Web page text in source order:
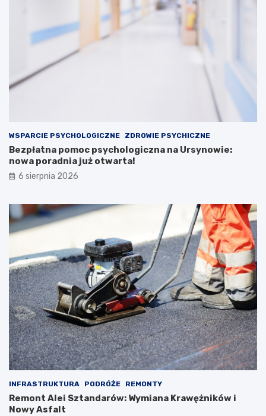
WSPARCIE PSYCHOLOGICZNE ZDROWIE PSYCHICZNE
Bezpłatna pomoc psychologiczna na Ursynowie:
nowa poradnia już otwarta!
6 sierpnia 2026
INFRASTRUKTURA PODRÓŻE REMONTY
Remont Alei Sztandarów: Wymiana Krawężników i
Nowy Asfalt